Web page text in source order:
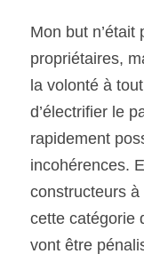
Mon but
propriétaires,
la volonté à
d’électrifier le
rapidement
incohérences.
constructeurs
cette catégorie
vont être